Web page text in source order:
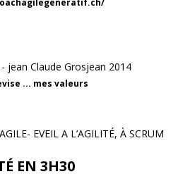
... mes valeurs
EVEIL A L’AGILITÉ, À SCRUM
EN 3H30